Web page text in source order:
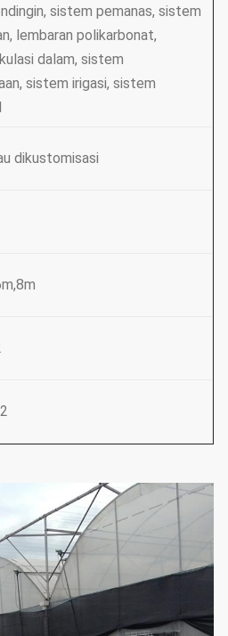
sistem pemanas, sistem
lembaran polikarbonat,
dalam, sistem
sistem irigasi, sistem
dikustomisasi